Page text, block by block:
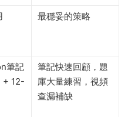
最穩妥的策略
筆記
+ 12-
筆記快速回顧，題
庫大量練習，視頻
查漏補缺